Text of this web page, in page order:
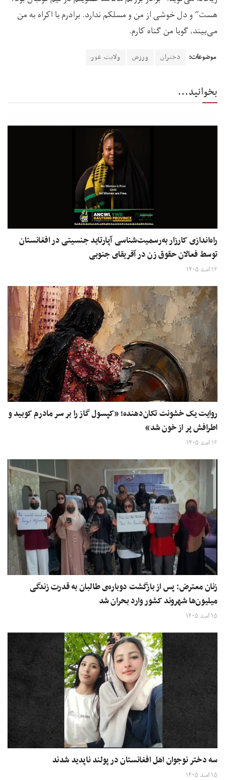
هست” و دل خوشی از من و مسلکم ندارد. برادرم با اکراه به من
می‌بیند، گویا من گناه کارم.
موضوعات: دختران ورزش ولایت غور
بخوانید...
راه‌اندازی کارزار به‌رسمیت‌شناسی آپارتاید جنسیتی در افغانستان
توسط فعالان حقوق زن در آفریقای جنوبی
۱۶ اسد ۱۴۰۵
روایت یک خشونت تکان‌دهنده؛ «کپسول گاز را بر سر مادرم کوبید و
اطرافش پر از خون شد»
۱۶ اسد ۱۴۰۵
زنان معترض: پس از بازگشت دوباره‌ی طالبان به قدرت زندگی
میلیون‌ها شهروند کشور وارد بحران شد
۱۵ اسد ۱۴۰۵
سه دختر نوجوان اهل افغانستان در پولند ناپدید شدند
۱۵ اسد ۱۴۰۵